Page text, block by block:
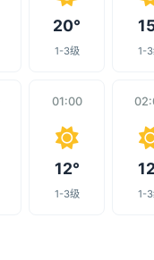
20°
1-3级 1-
01:00
12°
1-3级 1-